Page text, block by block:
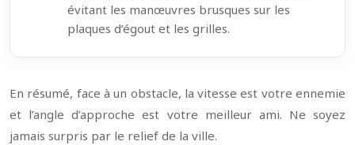
évitant les manœuvres brusques sur les
plaques d’égout et les grilles.
En résumé, face à un obstacle, la vitesse est votre ennemie
et l’angle d’approche est votre meilleur ami. Ne soyez
jamais surpris par le relief de la ville.